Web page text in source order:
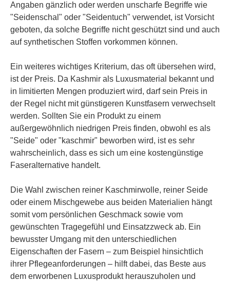
Angaben gänzlich oder werden unscharfe Begriffe wie
"Seidenschal" oder "Seidentuch" verwendet, ist Vorsicht
geboten, da solche Begriffe nicht geschützt sind und auch
auf synthetischen Stoffen vorkommen können.
Ein weiteres wichtiges Kriterium, das oft übersehen wird,
ist der Preis. Da Kashmir als Luxusmaterial bekannt und
in limitierten Mengen produziert wird, darf sein Preis in
der Regel nicht mit günstigeren Kunstfasern verwechselt
werden. Sollten Sie ein Produkt zu einem
außergewöhnlich niedrigen Preis finden, obwohl es als
"Seide" oder "kaschmir" beworben wird, ist es sehr
wahrscheinlich, dass es sich um eine kostengünstige
Faseralternative handelt.
Die Wahl zwischen reiner Kaschmirwolle, reiner Seide
oder einem Mischgewebe aus beiden Materialien hängt
somit vom persönlichen Geschmack sowie vom
gewünschten Tragegefühl und Einsatzzweck ab. Ein
bewusster Umgang mit den unterschiedlichen
Eigenschaften der Fasern – zum Beispiel hinsichtlich
ihrer Pflegeanforderungen – hilft dabei, das Beste aus
dem erworbenen Luxusprodukt herauszuholen und